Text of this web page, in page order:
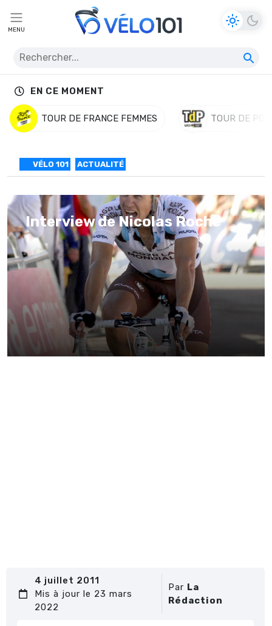
MENU
EN CE MOMENT
TOUR DE FRANCE FEMMES TOUR DE
VÉLO 101 ACTUALITÉ
Interview de Nicolas Roche
4 juillet 2011
Mis à jour le 23 mars
2022
Par La
Rédaction